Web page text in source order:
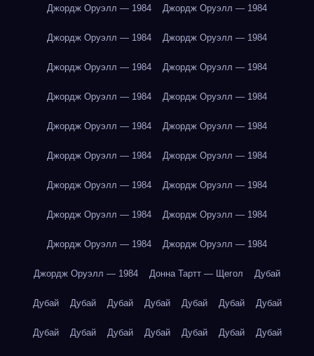
Джордж Оруэлл — 1984 Джордж Оруэлл — 1984
Джордж Оруэлл — 1984 Джордж Оруэлл — 1984
Джордж Оруэлл — 1984 Джордж Оруэлл — 1984
Джордж Оруэлл — 1984 Джордж Оруэлл — 1984
Джордж Оруэлл — 1984 Джордж Оруэлл — 1984
Джордж Оруэлл — 1984 Джордж Оруэлл — 1984
Джордж Оруэлл — 1984 Джордж Оруэлл — 1984
Джордж Оруэлл — 1984 Джордж Оруэлл — 1984
Джордж Оруэлл — 1984 Джордж Оруэлл — 1984
Джордж Оруэлл — 1984 Донна Тартт — Щегол Дубай
Дубай Дубай Дубай Дубай Дубай Дубай Дубай
Дубай Дубай Дубай Дубай Дубай Дубай Дубай